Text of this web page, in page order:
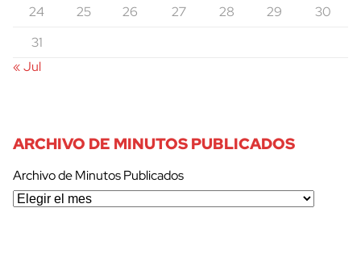
24
25 26 27 28 29
30
31
« Jul
ARCHIVO DE MINUTOS PUBLICADOS
Archivo de Minutos Publicados